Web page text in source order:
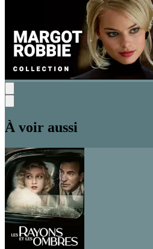
À voir aussi